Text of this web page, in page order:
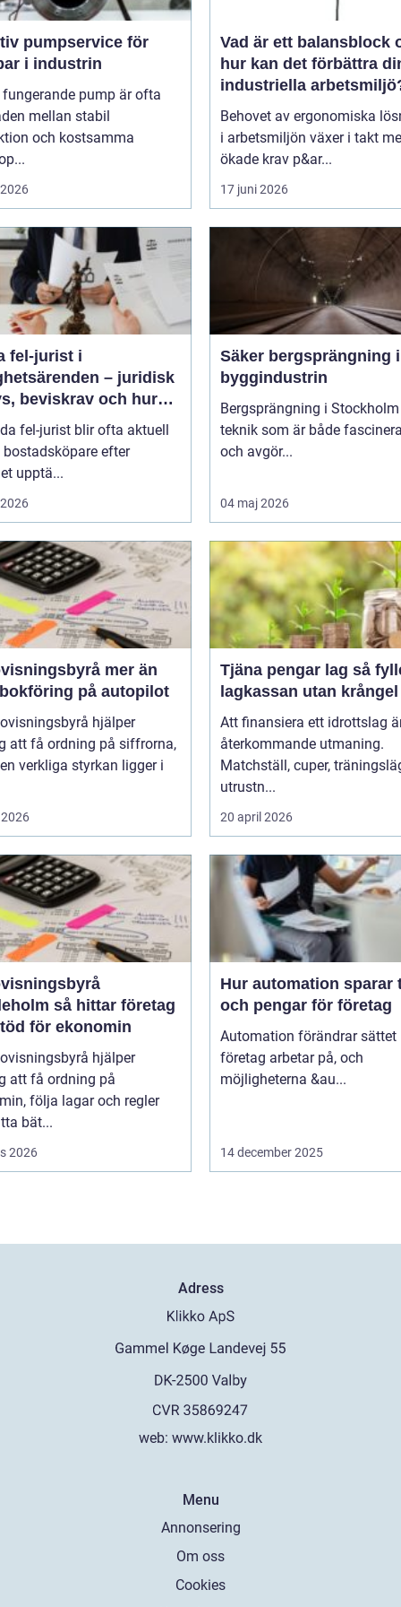
pumpservice för
i industrin
fungerande pump är ofta
mellan stabil
och kostsamma
Vad är ett balansblock
hur kan det förbättra
industriella
Behovet av ergonomiska
i arbetsmiljön växer i takt
ökade krav p&ar...
17 juni 2026
fel-jurist i
– juridisk
beviskrav och hur
fördelas vid
fel-jurist blir ofta aktuell
bostadsköpare efter
upptä...
Säker bergsprängning
byggindustrin
Bergsprängning i
teknik som är både
och avgör...
04 maj 2026
mer än
på autopilot
hjälper
att få ordning på siffrorna,
verkliga styrkan ligger i
Tjäna pengar lag så fyller ni
lagkassan utan krångel
Att finansiera ett idrottslag
återkommande utmaning.
Matchställ, cuper,
utrustn...
20 april 2026
hittar företag
för ekonomin
hjälper
att få ordning på
följa lagar och regler
bät...
2026
Hur automation sparar
och pengar för företag
Automation förändrar sättet
företag arbetar på, och
möjligheterna &au...
14 december 2025
Adress
web: www.klikko.dk
Menu
Annonsering
Om oss
Cookies